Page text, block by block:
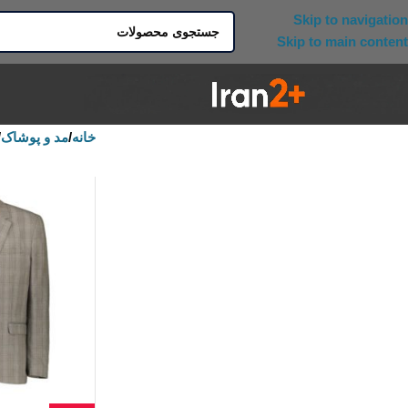
Skip to navigation
Skip to main content
خانه/مد و پوشاک